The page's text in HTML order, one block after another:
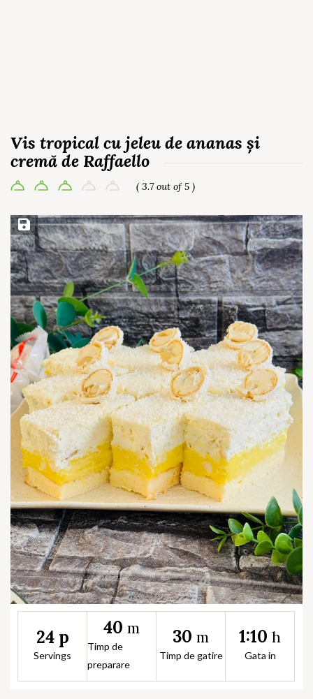
Vis tropical cu jeleu de ananas și
cremă de Raffaello
( 3.7 out of 5 )
Save Recipe
24 p
Servings
40 m
Timp de
preparare
30 m
Timp de gatire
1:10 h
Gata in